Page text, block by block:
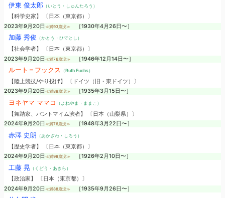
伊東 俊太郎（いとう・しゅんたろう）
【科学史家】 〔日本（東京都）〕
2023年9月20日 ≪満93歳没≫ ［1930年4月26日〜］
加藤 秀俊 （かとう・ひでとし）
【社会学者】 〔日本（東京都）〕
2023年9月20日 ≪満76歳没≫ ［1946年12月14日〜］
ルート＝フックス （Ruth Fuchs）
【陸上競技/やり投げ】 〔ドイツ（旧・東ドイツ）〕
2023年9月20日 ≪満88歳没≫ ［1935年3月15日〜］
ヨネヤマ ママコ （よねやま・ままこ）
【舞踏家、パントマイム演者】 〔日本（山梨県）〕
2024年9月20日 ≪満76歳没≫ ［1948年3月22日〜］
赤澤 史朗 （あかざわ・しろう）
【歴史学者】 〔日本（東京都）〕
2024年9月20日 ≪満98歳没≫ ［1926年2月10日〜］
工藤 晃 （くどう・あきら）
【政治家】 〔日本（東京都）〕
2024年9月20日 ≪満88歳没≫ ［1935年9月26日〜］